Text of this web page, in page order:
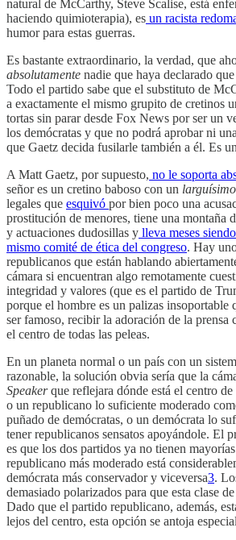
natural de McCarthy, Steve Scalise, está
haciendo quimioterapia), es un racista
humor para estas guerras.
Es bastante extraordinario, la verdad, que
absolutamente nadie que haya declarado
Todo el partido sabe que el substituto de
a exactamente el mismo grupito de cretinos
tortas sin parar desde Fox News por ser un
los demócratas y que no podrá aprobar ni
que Gaetz decida fusilarle también a él. Es
A Matt Gaetz, por supuesto, no le soporta
señor es un cretino baboso con un larguísimo
legales que esquivó por bien poco una
prostitución de menores, tiene una montaña
y actuaciones dudosillas y lleva meses
mismo comité de ética del congreso. Hay
republicanos que están hablando
cámara si encuentran algo remotamente
integridad y valores (que es el partido de
porque el hombre es un palizas insoportable
ser famoso, recibir la adoración de la prensa
el centro de todas las peleas.
En un planeta normal o un país con un
razonable, la solución obvia sería que la
Speakerque reflejara dónde está el centro de
o un republicano lo suficiente moderado
puñado de demócratas, o un demócrata lo
tener republicanos sensatos apoyándole. El
es que los dos partidos ya no tienen
republicano más moderado está
demócrata más conservador y viceversa3.
demasiado polarizados para que esta clase
Dado que el partido republicano, además,
lejos del centro, esta opción se antoja